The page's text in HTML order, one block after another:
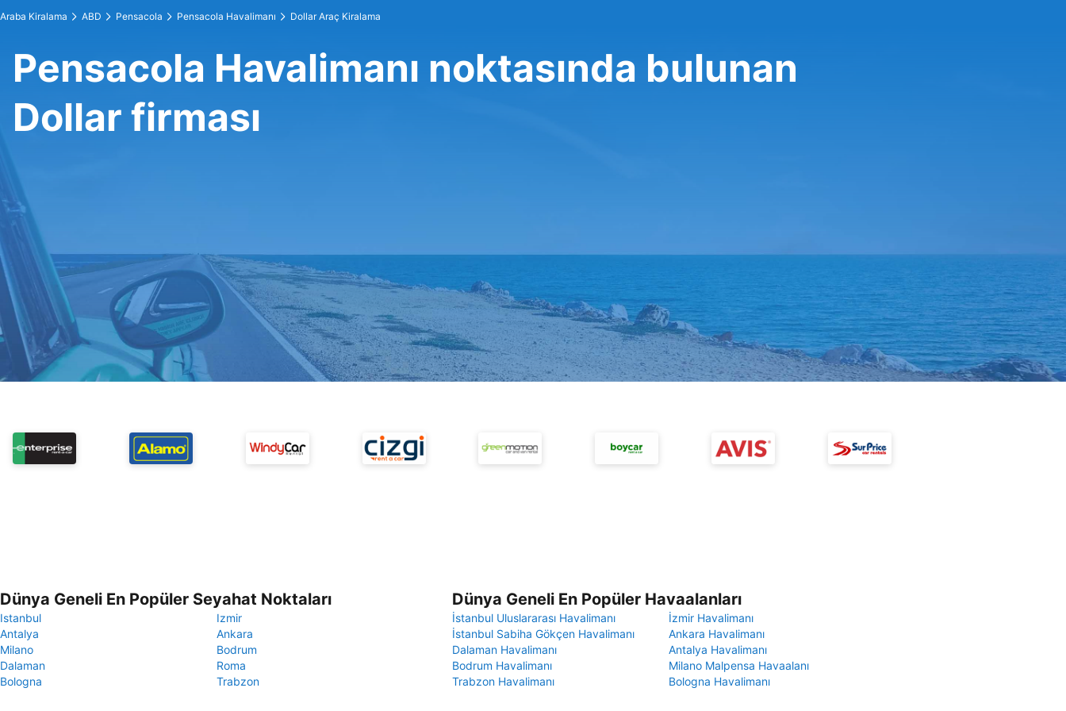
Araba Kiralama ABD Pensacola Pensacola Havalimanı Dollar Araç Kiralama
Pensacola Havalimanı noktasında bulunan
Dollar firması
Dünya Geneli En Popüler Seyahat Noktaları
Istanbul
Izmir
Antalya
Ankara
Milano
Bodrum
Dalaman
Roma
Bologna
Trabzon
Dünya Geneli En Popüler Havaalanları
İstanbul Uluslararası Havalimanı
İzmir Havalimanı
İstanbul Sabiha Gökçen Havalimanı
Ankara Havalimanı
Dalaman Havalimanı
Antalya Havalimanı
Bodrum Havalimanı
Milano Malpensa Havaalanı
Trabzon Havalimanı
Bologna Havalimanı